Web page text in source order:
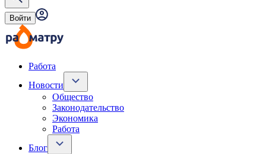
Войти
Работа
Новости
Общество
Законодательство
Экономика
Работа
Блог